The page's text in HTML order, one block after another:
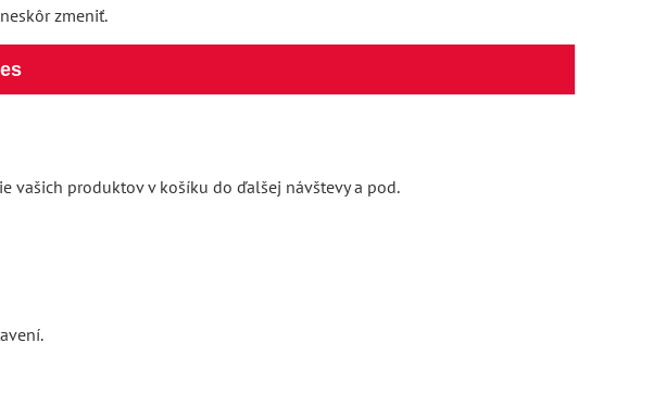
zmeniť.
vašich produktov v košíku do ďalšej návštevy a pod.